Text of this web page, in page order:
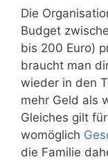
Die
Budget
bis 200 Euro)
braucht man
wieder in den
mehr Geld als
Gleiches gilt
womöglich
die Familie